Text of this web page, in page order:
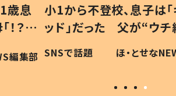
小1から不登校、息子は「ギフテ
ッド」だった 父が“ウチ給食”を
作り続ける理由とは #令和の親
#令和の子
SNSで話題 ほ・とせなNEWS編集